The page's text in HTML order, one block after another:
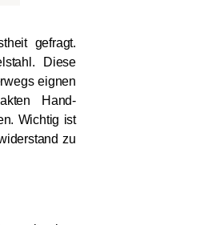
gefragt.
Diese
eignen
Hand-
Wichtig ist
zu